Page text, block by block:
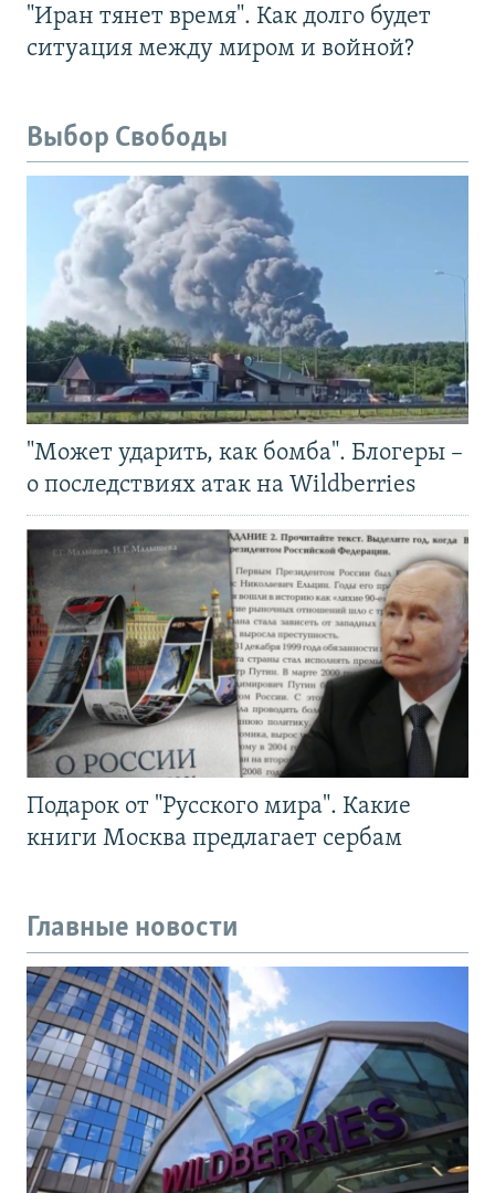
"Иран тянет время". Как долго будет
ситуация между миром и войной?
Выбор Свободы
"Может ударить, как бомба". Блогеры –
о последствиях атак на Wildberries
Подарок от "Русского мира". Какие
книги Москва предлагает сербам
Главные новости